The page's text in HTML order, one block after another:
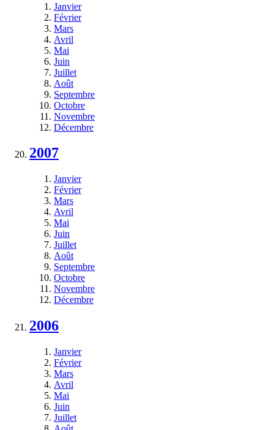
Janvier
Février
Mars
Avril
Mai
Juin
Juillet
Août
Septembre
Octobre
Novembre
Décembre
2007
Janvier
Février
Mars
Avril
Mai
Juin
Juillet
Août
Septembre
Octobre
Novembre
Décembre
2006
Janvier
Février
Mars
Avril
Mai
Juin
Juillet